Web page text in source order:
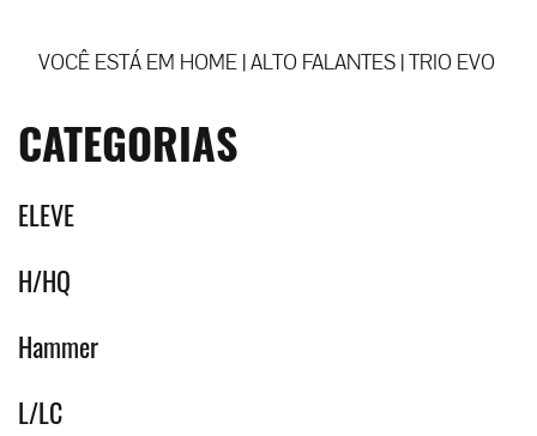
VOCÊ ESTÁ EM HOME |ALTO FALANTES |TRIO EVO
CATEGORIAS
ELEVE
H/HQ
Hammer
L/LC